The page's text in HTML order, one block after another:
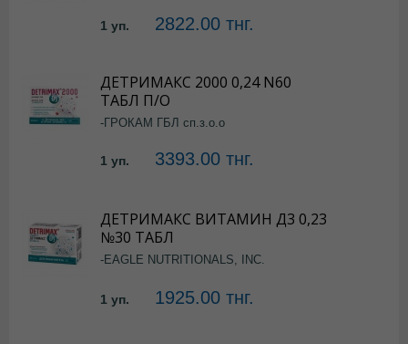
1 уп. 2822.00 тнг.
ДЕТРИМАКС 2000 0,24 N60
ТАБЛ П/О
-ГРОКАМ ГБЛ сп.з.о.о
1 уп. 3393.00 тнг.
ДЕТРИМАКС ВИТАМИН Д3 0,23
№30 ТАБЛ
-EAGLE NUTRITIONALS, INC.
1 уп. 1925.00 тнг.